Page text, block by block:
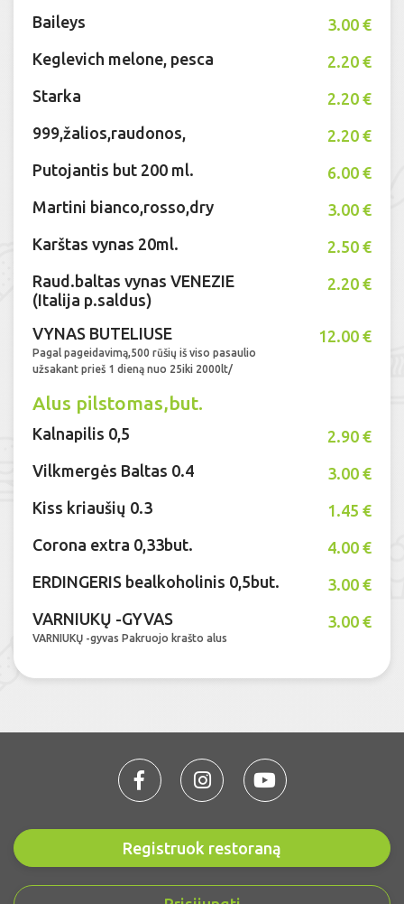
Baileys
3.00 €
Keglevich melone, pesca
2.20 €
Starka
2.20 €
999,žalios,raudonos,
2.20 €
Putojantis but 200 ml.
6.00 €
Martini bianco,rosso,dry
3.00 €
Karštas vynas 20ml.
2.50 €
Raud.baltas vynas VENEZIE
(Italija p.saldus)
2.20 €
VYNAS BUTELIUSE
Pagal pageidavimą,500 rūšių iš viso pasaulio
užsakant prieš 1 dieną nuo 25iki 2000lt/
12.00 €
Alus pilstomas,but.
Kalnapilis 0,5
2.90 €
Vilkmergės Baltas 0.4
3.00 €
Kiss kriaušių 0.3
1.45 €
Corona extra 0,33but.
4.00 €
ERDINGERIS bealkoholinis 0,5but.
3.00 €
VARNIUKŲ -GYVAS
VARNIUKŲ -gyvas Pakruojo krašto alus
3.00 €
Registruok restoraną